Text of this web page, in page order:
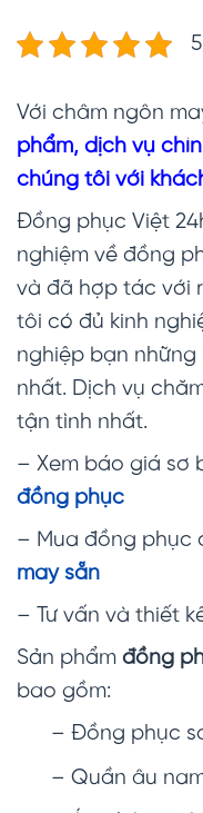
Với châm ngôn
phẩm, dịch vụ
chúng tôi với
Đồng phục Việt
nghiệm về đồng
và đã hợp tác với
tôi có đủ kinh
nghiệp bạn
nhất. Dịch vụ
tận tình nhất.
– Xem báo giá sơ
đồng phục
– Mua đồng phục
may sẵn
– Tư vấn và thiết
Sản phẩm đồng
bao gồm:
– Đồng phục
– Quần âu